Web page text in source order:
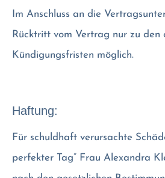
Im Anschluss an die
Rücktritt vom Vertrag nur zu den
Kündigungsfristen möglich.
Haftung:
Für schuldhaft verursachte
perfekter Tag” Frau Alexandra